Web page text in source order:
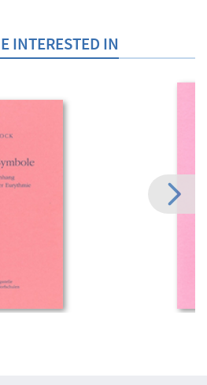
INTERESTED IN